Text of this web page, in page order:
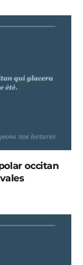
occitan